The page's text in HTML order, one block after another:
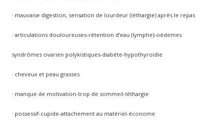
· mauvaise digestion, sensation de lourdeur (léthargie) après le repas
· articulations douloureuses-rétention d’eau (lymphe)-oèdemes
syndrômes ovarien polykistiques-diabète-hypothyroïdie
· cheveux et peau grasses
· manque de motivation-trop de sommeil-léthargie
· possessif-cupide-attachement au matériel-économe